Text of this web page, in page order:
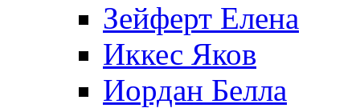
Зейферт Елена
Иккес Яков
Иордан Белла